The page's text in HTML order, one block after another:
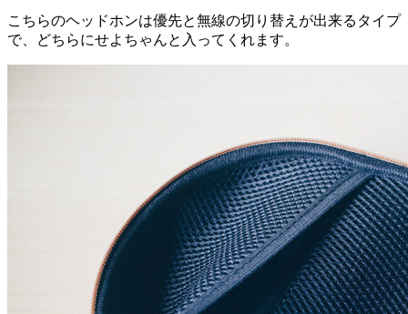
こちらのヘッドホンは優先と無線の切り替えが出来るタイプ
で、どちらにせよちゃんと入ってくれます。